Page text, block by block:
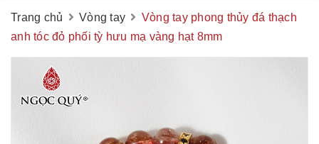
Trang chủ Vòng tay
Vòng tay phong thủy đá thạch
anh tóc đỏ phối tỳ hưu mạ vàng hạt 8mm